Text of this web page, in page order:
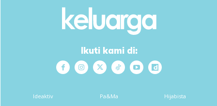
Ikuti kami di:
Ideaktiv Pa&Ma Hijabista